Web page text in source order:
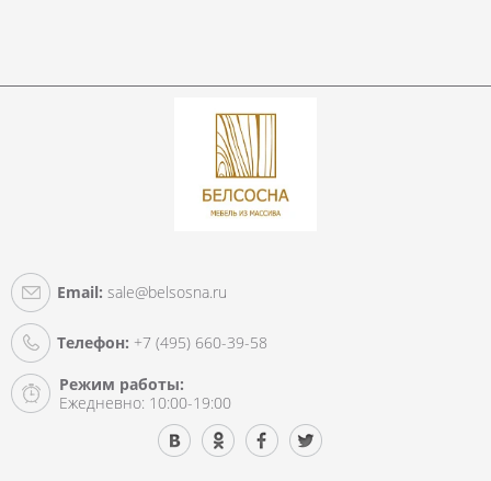
Email: sale@belsosna.ru
Телефон: +7 (495) 660-39-58
Режим работы:
Ежедневно: 10:00-19:00